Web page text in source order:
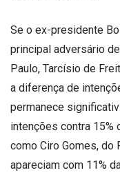
Se o ex-presidente
principal adversário
Paulo, Tarcísio de
a diferença de
permanece
intenções contra 15%
como Ciro Gomes, do
apareciam com 11%